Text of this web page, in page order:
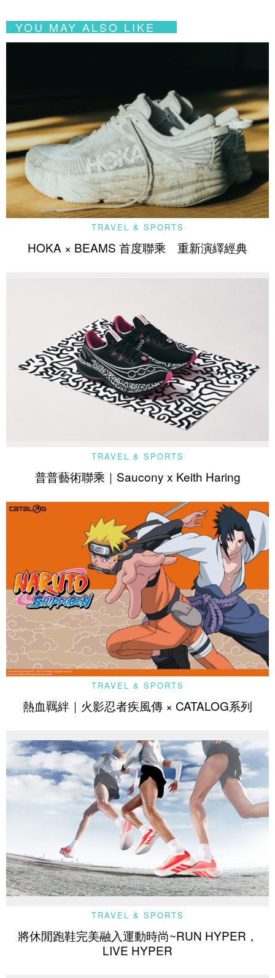
YOU MAY ALSO LIKE
TRAVEL & SPORTS
HOKA × BEAMS 首度聯乘 重新演繹經典
TRAVEL & SPORTS
普普藝術聯乘｜Saucony x Keith Haring
TRAVEL & SPORTS
熱血羈絆｜火影忍者疾風傳 × CATALOG系列
TRAVEL & SPORTS
將休閒跑鞋完美融入運動時尚~RUN HYPER，
LIVE HYPER